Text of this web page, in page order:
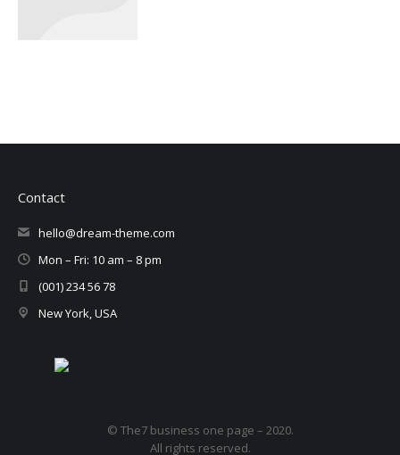
Contact
hello@dream-theme.com
Mon – Fri: 10 am – 8 pm
(001) 234 56 78
New York, USA
© The7 business one page – 2020.
All rights reserved.